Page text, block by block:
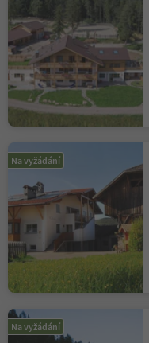
Na vyžádání
Na vyžádání